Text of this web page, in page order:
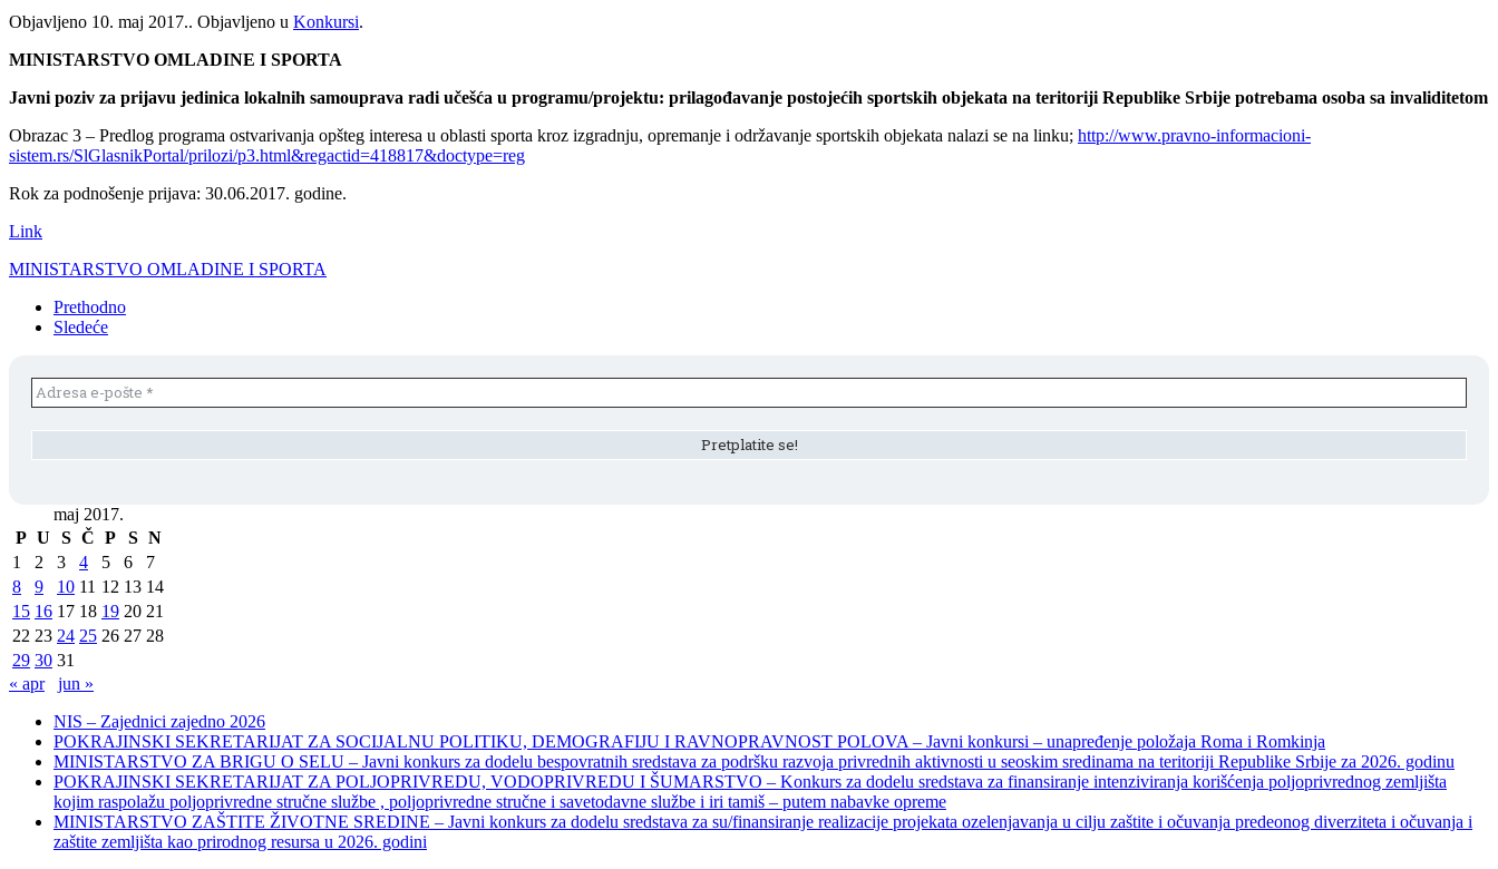
Objavljeno 10. maj 2017.. Objavljeno u Konkursi.
MINISTARSTVO OMLADINE I SPORTA
Javni poziv za prijavu jedinica lokalnih samouprava radi učešća u programu/projektu: prilagođavanje postojećih sportskih objekata na teritoriji Republike Srbije potrebama osoba sa invaliditetom
Obrazac 3 – Predlog programa ostvarivanja opšteg interesa u oblasti sporta kroz izgradnju, opremanje i održavanje sportskih objekata nalazi se na linku; http://www.pravno-informacioni-
sistem.rs/SlGlasnikPortal/prilozi/p3.html&regactid=418817&doctype=reg
Rok za podnošenje prijava: 30.06.2017. godine.
Link
MINISTARSTVO OMLADINE I SPORTA
Prethodno
Sledeće
maj 2017.
P U S Č P S N
1
2 3 4 5 6
7
8
9 10 11 12 13 14
15 16 17 18 19 20 21
22 23 24 25 26 27 28
29 30 31
« apr
jun »
NIS – Zajednici zajedno 2026
POKRAJINSKI SEKRETARIJAT ZA SOCIJALNU POLITIKU, DEMOGRAFIJU I RAVNOPRAVNOST POLOVA – Javni konkursi – unapređenje položaja Roma i Romkinja
MINISTARSTVO ZA BRIGU O SELU – Javni konkurs za dodelu bespovratnih sredstava za podršku razvoja privrednih aktivnosti u seoskim sredinama na teritoriji Republike Srbije za 2026. godinu
POKRAJINSKI SEKRETARIJAT ZA POLJOPRIVREDU, VODOPRIVREDU I ŠUMARSTVO – Konkurs za dodelu sredstava za finansiranje intenziviranja korišćenja poljoprivrednog zemljišta
kojim raspolažu poljoprivredne stručne službe , poljoprivredne stručne i savetodavne službe i iri tamiš ‒ putem nabavke opreme
MINISTARSTVO ZAŠTITE ŽIVOTNE SREDINE – Javni konkurs za dodelu sredstava za su/finansiranje realizacije projekata ozelenjavanja u cilju zaštite i očuvanja predeonog diverziteta i očuvanja i
zaštite zemljišta kao prirodnog resursa u 2026. godini